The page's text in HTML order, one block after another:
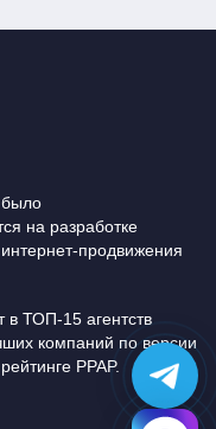
было
на разработке
продвижения
в ТОП-15 агентств
компаний по версии
PPAP.